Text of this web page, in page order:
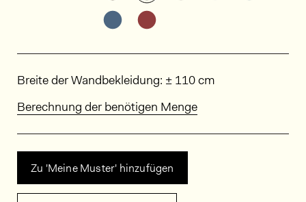
Weitere Varianten entdecken:
Abmessungen
Breite der Wandbekleidung: ± 110 cm
Berechnung der benötigen Menge
Zu 'Meine Muster' hinzufügen